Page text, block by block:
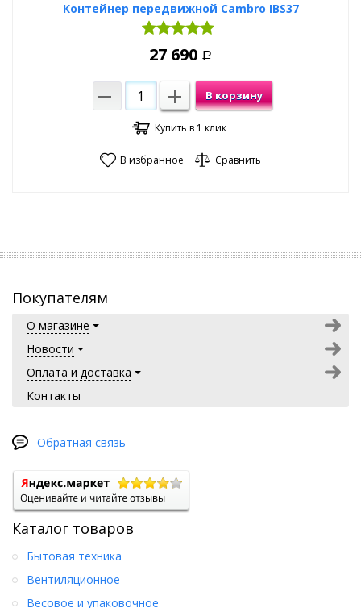
Контейнер передвижной Cambro IBS37
27 690 Р
В корзину
Купить в 1 клик
В избранное Сравнить
Покупателям
О магазине
Новости
Оплата и доставка
Контакты
Обратная связь
Каталог товаров
Бытовая техника
Вентиляционное
Весовое и упаковочное